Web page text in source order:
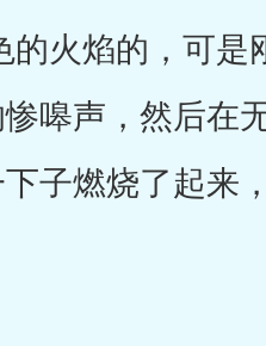
焰的，可是
嗥声，然后在
子燃烧了起来